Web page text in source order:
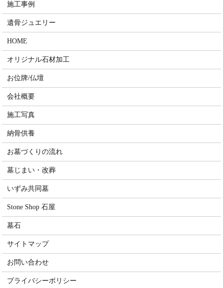
施工事例
遺骨ジュエリー
HOME
オリジナル石材加工
お位牌/仏壇
会社概要
施工写真
納骨供養
お墓づくりの流れ
墓じまい・改葬
いずみ共同墓
Stone Shop 石屋
墓石
サイトマップ
お問い合わせ
プライバシーポリシー